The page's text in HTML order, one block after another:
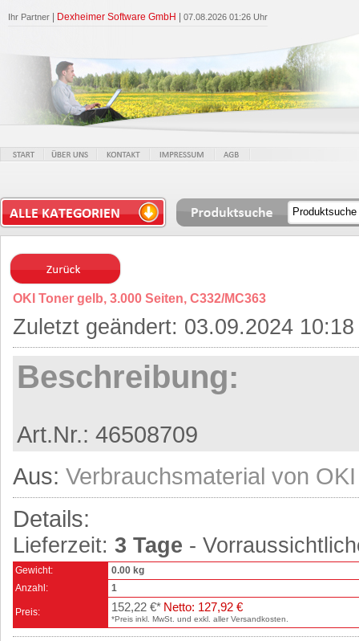
Ihr Partner Dexheimer Software GmbH 07.08.2026 01:26 Uhr
OKI Toner gelb, 3.000 Seiten, C332/MC363
Zuletzt geändert: 03.09.2024
Beschreibung:
Art.Nr.: 46508709
Aus: Verbrauchsmaterial von OKI
Details:
Lieferzeit: 3 Tage -
Gewicht:
0.00 kg
Anzahl:
1
Preis: 152,22 €* Netto: 127,92 €
*Preis inkl. MwSt. und exkl. aller Versandkosten.